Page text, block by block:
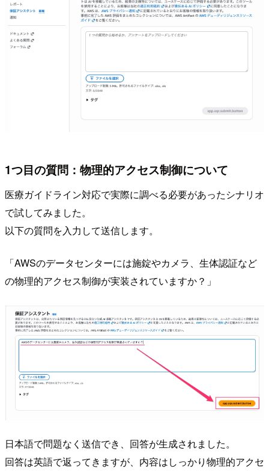
1つ目の質問：物理的アクセス制御について
医療ガイドライン対応で実際に調べる必要があったシナリオ
で試してみました。
以下の質問を入力して送信します。
「AWSのデータセンターには施錠やカメラ、生体認証など
の物理的アクセス制御が実装されていますか？」
日本語で問題なく送信でき、回答が生成されました。
回答は英語で返ってきますが、内容はしっかり物理的アクセ